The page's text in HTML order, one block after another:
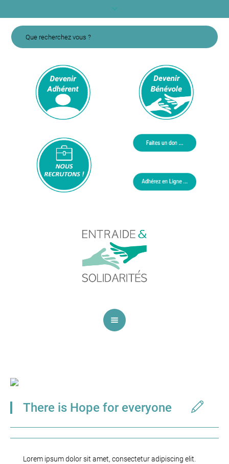
There is Hope for everyone
Lorem ipsum dolor sit amet, consectetur adipiscing elit.